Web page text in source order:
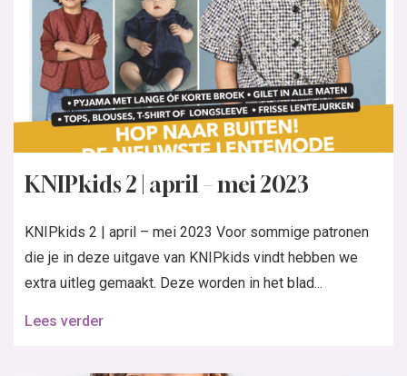
KNIPkids 2 | april – mei 2023
KNIPkids 2 | april – mei 2023 Voor sommige patronen
die je in deze uitgave van KNIPkids vindt hebben we
extra uitleg gemaakt. Deze worden in het blad...
Lees verder